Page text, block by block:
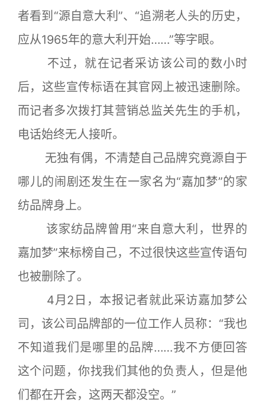
者看到“源自意大利”、“追溯老人头的历史，
应从1965年的意大利开始……”等字眼。
不过，就在记者采访该公司的数小时
后，这些宣传标语在其官网上被迅速删除。
而记者多次拨打其营销总监关先生的手机，
电话始终无人接听。
无独有偶，不清楚自己品牌究竟源自于
哪儿的闹剧还发生在一家名为“嘉加梦”的家
纺品牌身上。
该家纺品牌曾用“来自意大利，世界的
嘉加梦”来标榜自己，不过很快这些宣传语句
也被删除了。
4月2日，本报记者就此采访嘉加梦公
司，该公司品牌部的一位工作人员称：“我也
不知道我们是哪里的品牌……我不方便回答
这个问题，你找我们其他的负责人，但是他
们都在开会，这两天都没空。”